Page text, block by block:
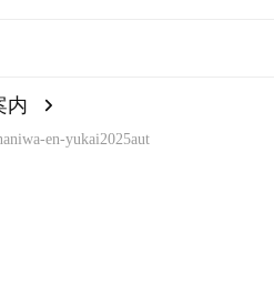
内
en-yukai2025aut